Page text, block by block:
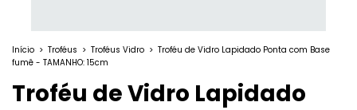
Início > Troféus > Troféus Vidro > Troféu de Vidro Lapidado Ponta com Base
fumê - TAMANHO: 15cm
Troféu de Vidro Lapidado